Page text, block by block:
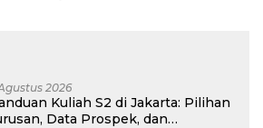
2026
Kuliah S2 di Jakarta: Pilihan
Data Prospek, dan